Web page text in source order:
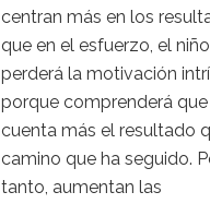
centran más en los
que en el esfuerzo, el niño
perderá la motivación
porque comprenderá que
cuenta más el resultado
camino que ha seguido.
tanto, aumentan las